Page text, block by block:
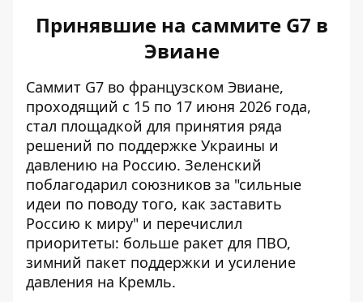
Принявшие на саммите G7 в
Эвиане
Саммит G7 во французском Эвиане,
проходящий с 15 по 17 июня 2026 года,
стал площадкой для принятия ряда
решений по поддержке Украины и
давлению на Россию. Зеленский
поблагодарил союзников за "сильные
идеи по поводу того, как заставить
Россию к миру" и перечислил
приоритеты: больше ракет для ПВО,
зимний пакет поддержки и усиление
давления на Кремль.